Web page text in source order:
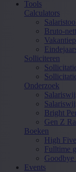
Tools
Calculators
Bruto-
Solliciteren
Onderzoek
Bright
Gen Z
Boeken
High
Fulltime
Goodbye
Events